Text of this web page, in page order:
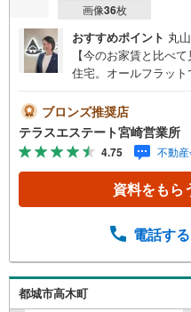
画像36枚
おすすめポイント 丸
【今のお家賃と比べ
住宅。オールフラッ
らしが待っています
えますねウォークイン
可能です【周辺環境】
口中学校、徒歩約25分
＼開業わずか2年で
安心して任せられる
報量・専門知識・ノ
報】多数！土地＋建
にお問い合わせくださ
ブロンズ推奨店
テラスエステート宮崎営業所
4.75 不動
資料をもら
電話する
都城市高木町